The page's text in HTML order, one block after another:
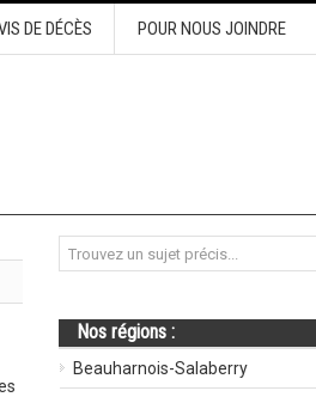
DE DÉCÈS POUR NOUS JOINDRE
Nos régions :
Beauharnois-Salaberry